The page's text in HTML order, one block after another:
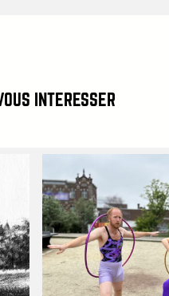
INTÉRESSER